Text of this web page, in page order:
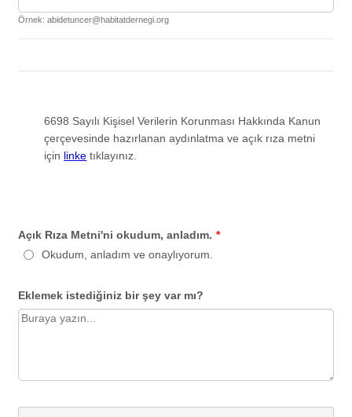
Örnek: abidetuncer@habitatdernegi.org
6698 Sayılı Kişisel Verilerin Korunması Hakkında Kanun
çerçevesinde hazırlanan aydınlatma ve açık rıza metni
için linke tıklayınız.
Açık Rıza Metni'ni okudum, anladım. *
Okudum, anladım ve onaylıyorum.
Eklemek istediğiniz bir şey var mı?